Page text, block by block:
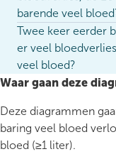
barende veel
Twee keer eerder
er veel
veel bloed?
Waar gaan deze
Deze diagrammen
baring veel bloed
bloed (≥1 liter).